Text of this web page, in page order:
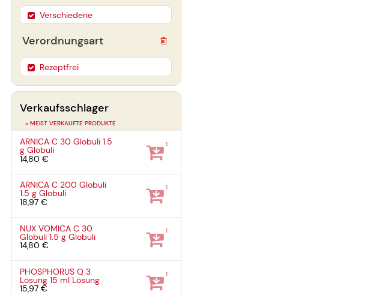
Verschiedene
Verordnungsart
Rezeptfrei
Verkaufsschlager
» MEIST VERKAUFTE PRODUKTE
ARNICA C 30 Globuli1.5
gGlobuli
14,80 €
1
ARNICA C 200 Globuli
1.5 gGlobuli
18,97 €
1
NUX VOMICA C 30
Globuli1.5 gGlobuli
14,80 €
1
PHOSPHORUS Q 3
Lösung15 ml Lösung
15,97 €
1